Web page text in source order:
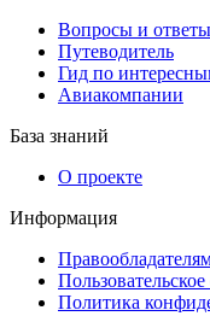
Вопросы и ответы
Путеводитель
Гид по
Авиакомпании
База знаний
О проекте
Информация
Политика